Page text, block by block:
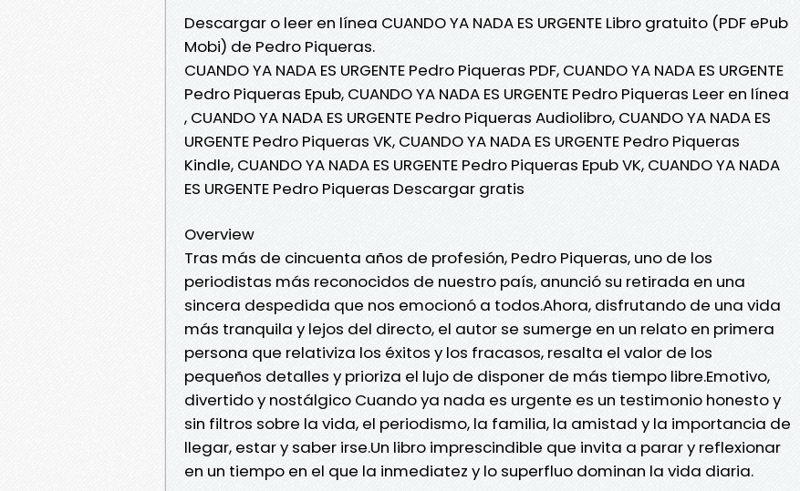
Descargar o leer en línea CUANDO YA NADA ES URGENTE Libro gratuito (PDF ePub
Mobi) de Pedro Piqueras.
CUANDO YA NADA ES URGENTE Pedro Piqueras PDF, CUANDO YA NADA ES URGENTE
Pedro Piqueras Epub, CUANDO YA NADA ES URGENTE Pedro Piqueras Leer en línea
, CUANDO YA NADA ES URGENTE Pedro Piqueras Audiolibro, CUANDO YA NADA ES
URGENTE Pedro Piqueras VK, CUANDO YA NADA ES URGENTE Pedro Piqueras
Kindle, CUANDO YA NADA ES URGENTE Pedro Piqueras Epub VK, CUANDO YA NADA
ES URGENTE Pedro Piqueras Descargar gratis
Overview
Tras más de cincuenta años de profesión, Pedro Piqueras, uno de los
periodistas más reconocidos de nuestro país, anunció su retirada en una
sincera despedida que nos emocionó a todos.Ahora, disfrutando de una vida
más tranquila y lejos del directo, el autor se sumerge en un relato en primera
persona que relativiza los éxitos y los fracasos, resalta el valor de los
pequeños detalles y prioriza el lujo de disponer de más tiempo libre.Emotivo,
divertido y nostálgico Cuando ya nada es urgente es un testimonio honesto y
sin filtros sobre la vida, el periodismo, la familia, la amistad y la importancia de
llegar, estar y saber irse.Un libro imprescindible que invita a parar y reflexionar
en un tiempo en el que la inmediatez y lo superfluo dominan la vida diaria.